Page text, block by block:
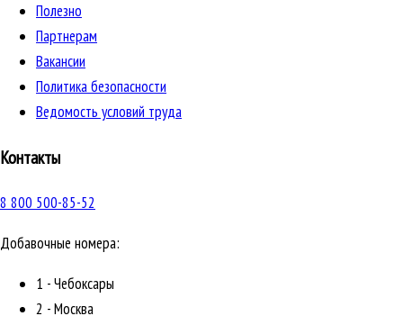
Полезно
Партнерам
Вакансии
Политика безопасности
Ведомость условий труда
Контакты
8 800 500-85-52
Добавочные номера:
1 - Чебоксары
2 - Москва